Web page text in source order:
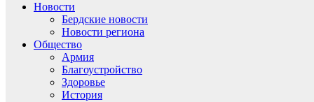
Новости
Бердские новости
Новости региона
Общество
Армия
Благоустройство
Здоровье
История